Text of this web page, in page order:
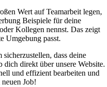
Wert auf Teamarbeit legen,
Beispiele für deine
Kollegen nennst. Das zeigt
Umgebung passt.
sicherzustellen, dass deine
direkt über unsere Website.
und effizient bearbeiten und
Job!